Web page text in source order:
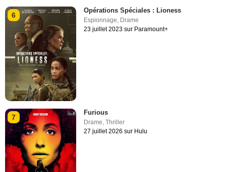
6
Opérations Spéciales : Lioness
Espionnage, Drame
23 juillet 2023 sur Paramount+
7
Furious
Drame,Thriller
27 juillet 2026 sur Hulu